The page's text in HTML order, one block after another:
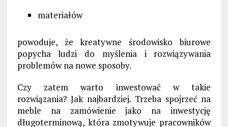
materiałów
powoduje, że kreatywne środowisko biurowe
popycha ludzi do myślenia i rozwiązywania
problemów na nowe sposoby.
Czy zatem warto inwestować w takie
rozwiązania? Jak najbardziej. Trzeba spojrzeć na
meble na zamówienie jako na inwestycję
długoterminową, która zmotywuje pracowników